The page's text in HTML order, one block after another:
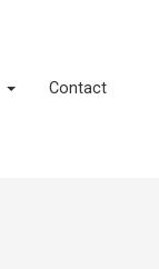
Contact